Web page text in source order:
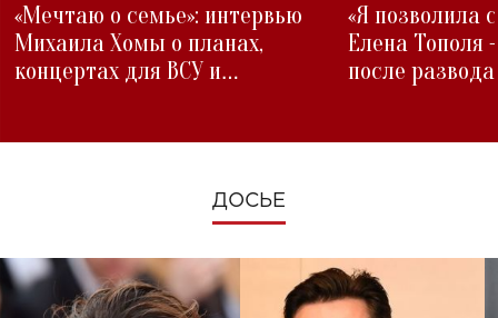
«Мечтаю о семье»: интервью
Михаила Хомы о планах,
концертах для ВСУ и
«Я позволила
Елена Тополя
после развода
ДОСЬЕ